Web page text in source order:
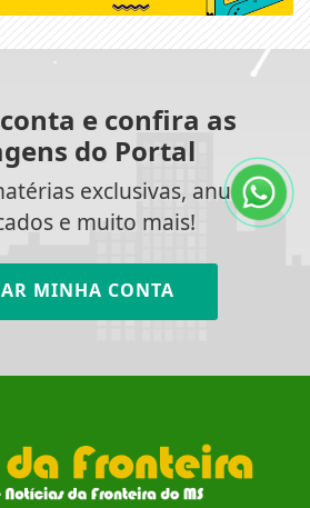
e confira as
do Portal
exclusivas, anunciar
e muito mais!
MINHA CONTA